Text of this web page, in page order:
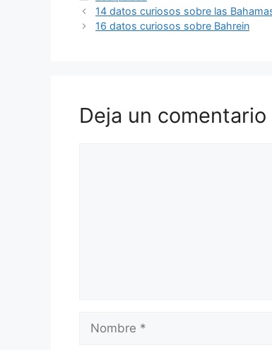
14 datos curiosos sobre las
16 datos curiosos sobre Bahrein
Deja un comentario
Nombre